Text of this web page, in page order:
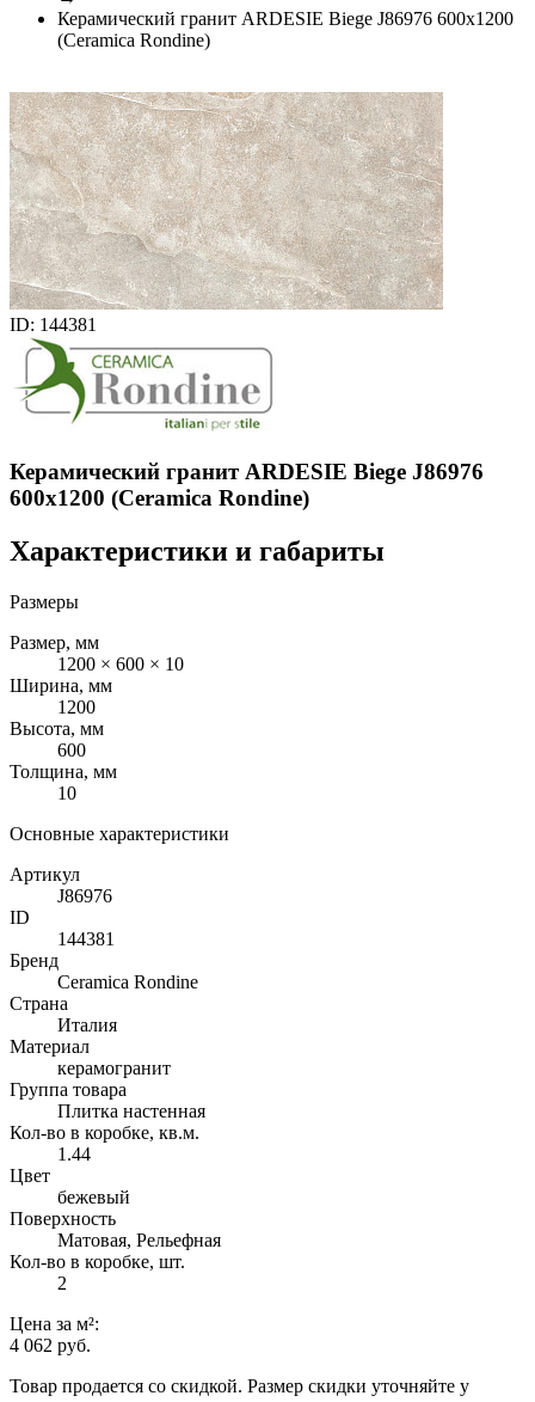
Керамический гранит ARDESIE Biege J86976 600x1200
(Ceramica Rondine)
ID: 144381
Керамический гранит ARDESIE Biege J86976
600x1200 (Ceramica Rondine)
Характеристики и габариты
Размеры
Размер, мм
1200 × 600 × 10
Ширина, мм
1200
Высота, мм
600
Толщина, мм
10
Основные характеристики
Артикул
J86976
ID
144381
Бренд
Ceramica Rondine
Страна
Италия
Материал
керамогранит
Группа товара
Плитка настенная
Кол-во в коробке, кв.м.
1.44
Цвет
бежевый
Поверхность
Матовая, Рельефная
Кол-во в коробке, шт.
2
Цена за м²:
4 062 руб.
Товар продается со скидкой. Размер скидки уточняйте у